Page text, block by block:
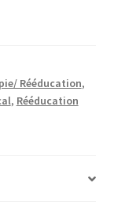
Rééducation,
, Rééducation